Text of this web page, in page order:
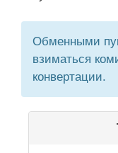
Обменными
взиматься
конвертации.